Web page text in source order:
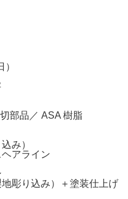
部品／ ASA 樹脂
み）
アライン
彫り込み）＋塗装仕上げ